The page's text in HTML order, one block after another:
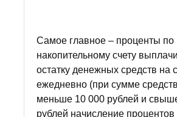
Самое главное – проценты по
накопительному счету
остатку денежных средств на
ежедневно (при сумме
меньше 10 000 рублей и
рублей начисление процентов